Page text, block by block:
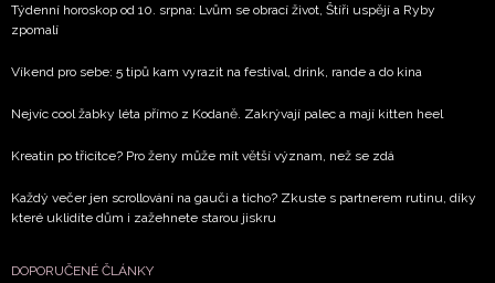
Týdenní horoskop od 10. srpna: Lvům se obrací život, Štíři uspějí a Ryby
zpomalí
Víkend pro sebe: 5 tipů kam vyrazit na festival, drink, rande a do kina
Nejvíc cool žabky léta přímo z Kodaně. Zakrývají palec a mají kitten heel
Kreatin po třicítce? Pro ženy může mít větší význam, než se zdá
Každý večer jen scrollování na gauči a ticho? Zkuste s partnerem rutinu, díky
které uklidíte dům i zažehnete starou jiskru
DOPORUČENÉ ČLÁNKY